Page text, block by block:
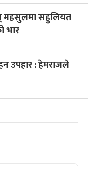
महसुलमा सहुलियत
भार
उपहार : हेमराजले